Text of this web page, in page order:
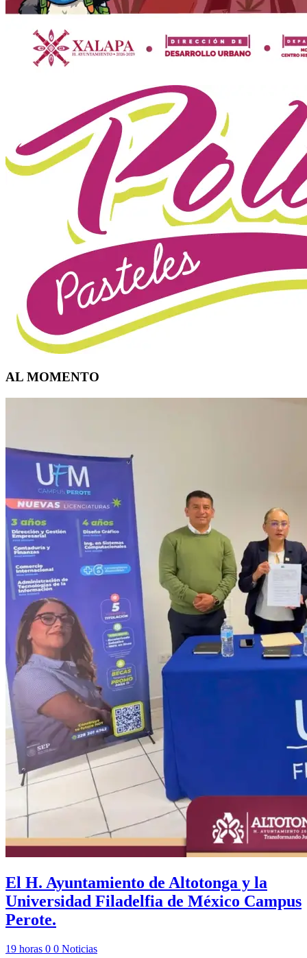
AL MOMENTO
El H. Ayuntamiento de Altotonga y la
Universidad Filadelfia de México Campus
Perote.
19 horas 0 0 Noticias